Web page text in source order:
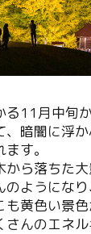
る11月中旬
、暗闇に浮
す。
から落ちた
のようにな
も黄色い景
んのエネル